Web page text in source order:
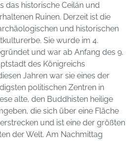
das historische Ceilán und
Ruinen. Derzeit ist die
und historischen
Sie wurde im 4.
und war ab Anfang des 9.
des Königreichs
Jahren war sie eines der
politischen Zentren in
alte, den Buddhisten heilige
die sich über eine Fläche
und ist eine der größten
der Welt. Am Nachmittag